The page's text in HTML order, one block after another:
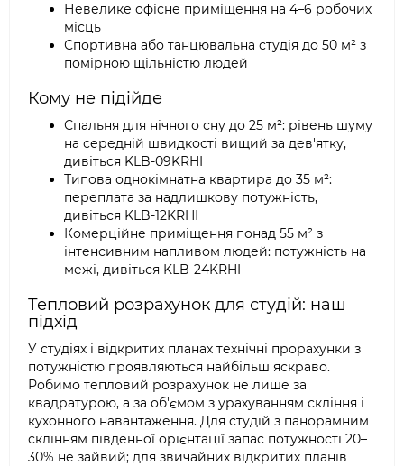
Невелике офісне приміщення на 4–6 робочих
місць
Спортивна або танцювальна студія до 50 м² з
помірною щільністю людей
Кому не підійде
Спальня для нічного сну до 25 м²: рівень шуму
на середній швидкості вищий за дев'ятку,
дивіться KLB-09KRHI
Типова однокімнатна квартира до 35 м²:
переплата за надлишкову потужність,
дивіться KLB-12KRHI
Комерційне приміщення понад 55 м² з
інтенсивним напливом людей: потужність на
межі, дивіться KLB-24KRHI
Тепловий розрахунок для студій: наш
підхід
У студіях і відкритих планах технічні прорахунки з
потужністю проявляються найбільш яскраво.
Робимо тепловий розрахунок не лише за
квадратурою, а за об'ємом з урахуванням скління і
кухонного навантаження. Для студій з панорамним
склінням південної орієнтації запас потужності 20–
30% не зайвий; для звичайних відкритих планів